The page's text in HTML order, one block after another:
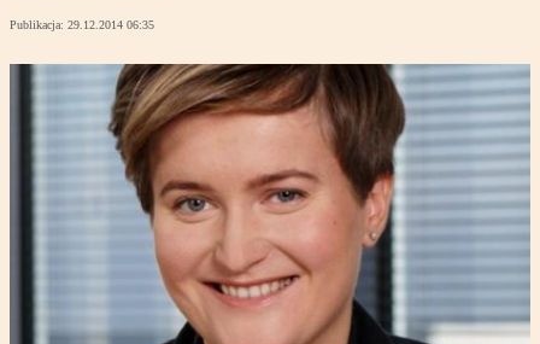
Publikacja: 29.12.2014 06:35